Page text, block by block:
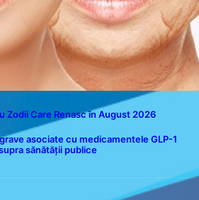
Zodii Care Renasc în August 2026
asociate cu medicamentele GLP-1
sănătății publice